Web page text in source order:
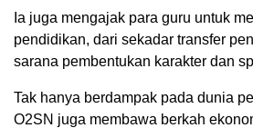
Ia juga mengajak para guru untuk
pendidikan, dari sekadar transfer
sarana pembentukan karakter dan
Tak hanya berdampak pada dunia
O2SN juga membawa berkah